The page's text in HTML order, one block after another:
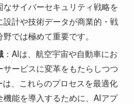
サイバーセキュリティ戦略を
計や技術データが商業的・戦
では極めて重要です。
：AIは、航空宇宙や自動車にお
ービスに変革をもたらしつつ
、これらのプロセスを最適化
機能を導入するために、AIアプ